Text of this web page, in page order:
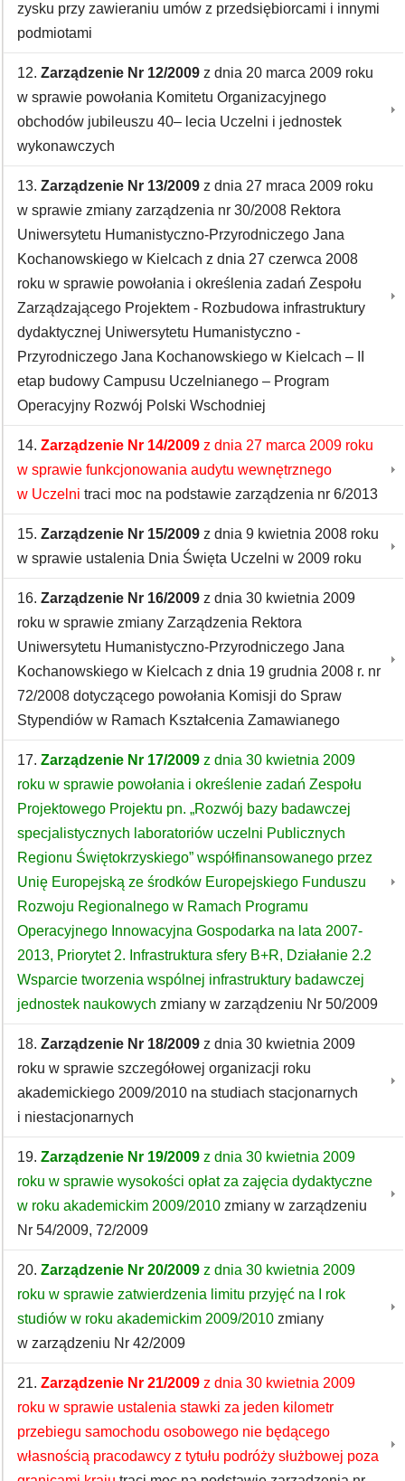
zysku przy zawieraniu umów z przedsiębiorcami i innymi
podmiotami
12. Zarządzenie Nr 12/2009 z dnia 20 marca 2009 roku
w sprawie powołania Komitetu Organizacyjnego
obchodów jubileuszu 40– lecia Uczelni i jednostek
wykonawczych
13. Zarządzenie Nr 13/2009 z dnia 27 mraca 2009 roku
w sprawie zmiany zarządzenia nr 30/2008 Rektora
Uniwersytetu Humanistyczno-Przyrodniczego Jana
Kochanowskiego w Kielcach z dnia 27 czerwca 2008
roku w sprawie powołania i określenia zadań Zespołu
Zarządzającego Projektem - Rozbudowa infrastruktury
dydaktycznej Uniwersytetu Humanistyczno -
Przyrodniczego Jana Kochanowskiego w Kielcach – II
etap budowy Campusu Uczelnianego – Program
Operacyjny Rozwój Polski Wschodniej
14. Zarządzenie Nr 14/2009 z dnia 27 marca 2009 roku
w sprawie funkcjonowania audytu wewnętrznego
w Uczelni traci moc na podstawie zarządzenia nr 6/2013
15. Zarządzenie Nr 15/2009 z dnia 9 kwietnia 2008 roku
w sprawie ustalenia Dnia Święta Uczelni w 2009 roku
16. Zarządzenie Nr 16/2009 z dnia 30 kwietnia 2009
roku w sprawie zmiany Zarządzenia Rektora
Uniwersytetu Humanistyczno-Przyrodniczego Jana
Kochanowskiego w Kielcach z dnia 19 grudnia 2008 r. nr
72/2008 dotyczącego powołania Komisji do Spraw
Stypendiów w Ramach Kształcenia Zamawianego
17. Zarządzenie Nr 17/2009 z dnia 30 kwietnia 2009
roku w sprawie powołania i określenie zadań Zespołu
Projektowego Projektu pn. „Rozwój bazy badawczej
specjalistycznych laboratoriów uczelni Publicznych
Regionu Świętokrzyskiego” współfinansowanego przez
Unię Europejską ze środków Europejskiego Funduszu
Rozwoju Regionalnego w Ramach Programu
Operacyjnego Innowacyjna Gospodarka na lata 2007-
2013, Priorytet 2. Infrastruktura sfery B+R, Działanie 2.2
Wsparcie tworzenia wspólnej infrastruktury badawczej
jednostek naukowych zmiany w zarządzeniu Nr 50/2009
18. Zarządzenie Nr 18/2009 z dnia 30 kwietnia 2009
roku w sprawie szczegółowej organizacji roku
akademickiego 2009/2010 na studiach stacjonarnych
i niestacjonarnych
19. Zarządzenie Nr 19/2009 z dnia 30 kwietnia 2009
roku w sprawie wysokości opłat za zajęcia dydaktyczne
w roku akademickim 2009/2010 zmiany w zarządzeniu
Nr 54/2009, 72/2009
20. Zarządzenie Nr 20/2009 z dnia 30 kwietnia 2009
roku w sprawie zatwierdzenia limitu przyjęć na I rok
studiów w roku akademickim 2009/2010 zmiany
w zarządzeniu Nr 42/2009
21. Zarządzenie Nr 21/2009 z dnia 30 kwietnia 2009
roku w sprawie ustalenia stawki za jeden kilometr
przebiegu samochodu osobowego nie będącego
własnością pracodawcy z tytułu podróży służbowej poza